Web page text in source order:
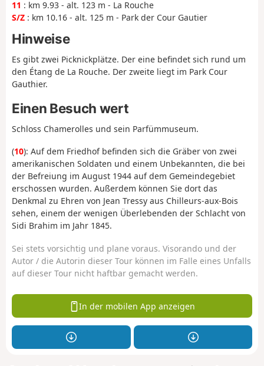
11 : km 9.93 - alt. 123 m - La Rouche
S/Z : km 10.16 - alt. 125 m - Park der Cour Gautier
Hinweise
Es gibt zwei Picknickplätze. Der eine befindet sich rund um
den Étang de La Rouche. Der zweite liegt im Park Cour
Gauthier.
Einen Besuch wert
Schloss Chamerolles und sein Parfümmuseum.
(10): Auf dem Friedhof befinden sich die Gräber von zwei
amerikanischen Soldaten und einem Unbekannten, die bei
der Befreiung im August 1944 auf dem Gemeindegebiet
erschossen wurden. Außerdem können Sie dort das
Denkmal zu Ehren von Jean Tressy aus Chilleurs-aux-Bois
sehen, einem der wenigen Überlebenden der Schlacht von
Sidi Brahim im Jahr 1845.
Sei stets vorsichtig und plane voraus. Visorando und der
Autor / die Autorin dieser Tour können im Falle eines Unfalls
auf dieser Tour nicht haftbar gemacht werden.
In der mobilen App anzeigen